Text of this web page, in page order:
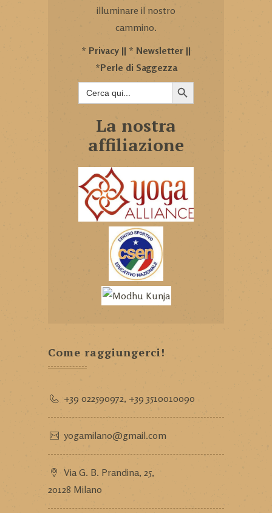
illuminare il nostro
cammino.
* Privacy || * Newsletter ||
*Perle di Saggezza
Search
for:
SEARCH BUTTON
La nostra
affiliazione
Come raggiungerci!
+39 022590972, +39 3510010090
yogamilano@gmail.com
Via G. B. Prandina, 25,
20128 Milano